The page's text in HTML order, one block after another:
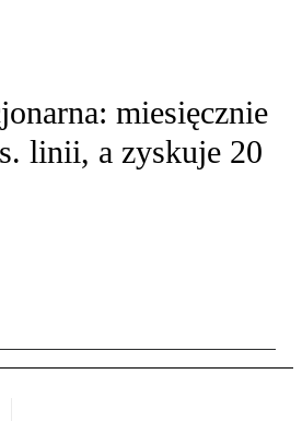
miesięcznie
linii, a zyskuje 20